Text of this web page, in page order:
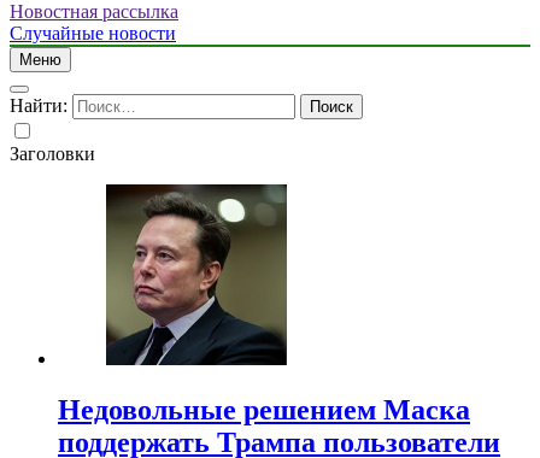
Новостная рассылка
Случайные новости
Меню
Найти:
Заголовки
Недовольные решением Маска
поддержать Трампа пользователи